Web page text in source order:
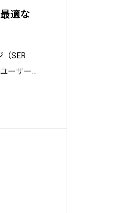
適な
SER
ーザー